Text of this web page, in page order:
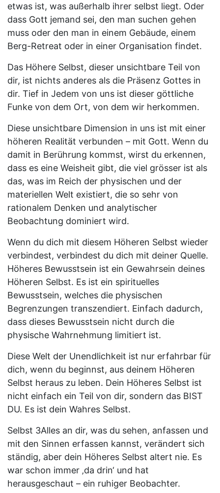
etwas ist, was außerhalb ihrer selbst liegt. Oder
dass Gott jemand sei, den man suchen gehen
muss oder den man in einem Gebäude, einem
Berg-Retreat oder in einer Organisation findet.
Das Höhere Selbst, dieser unsichtbare Teil von
dir, ist nichts anderes als die Präsenz Gottes in
dir. Tief in Jedem von uns ist dieser göttliche
Funke von dem Ort, von dem wir herkommen.
Diese unsichtbare Dimension in uns ist mit einer
höheren Realität verbunden – mit Gott. Wenn du
damit in Berührung kommst, wirst du erkennen,
dass es eine Weisheit gibt, die viel grösser ist als
das, was im Reich der physischen und der
materiellen Welt existiert, die so sehr von
rationalem Denken und analytischer
Beobachtung dominiert wird.
Wenn du dich mit diesem Höheren Selbst wieder
verbindest, verbindest du dich mit deiner Quelle.
Höheres Bewusstsein ist ein Gewahrsein deines
Höheren Selbst. Es ist ein spirituelles
Bewusstsein, welches die physischen
Begrenzungen transzendiert. Einfach dadurch,
dass dieses Bewusstsein nicht durch die
physische Wahrnehmung limitiert ist.
Diese Welt der Unendlichkeit ist nur erfahrbar für
dich, wenn du beginnst, aus deinem Höheren
Selbst heraus zu leben. Dein Höheres Selbst ist
nicht einfach ein Teil von dir, sondern das BIST
DU. Es ist dein Wahres Selbst.
Selbst 3Alles an dir, was du sehen, anfassen und
mit den Sinnen erfassen kannst, verändert sich
ständig, aber dein Höheres Selbst altert nie. Es
war schon immer ‚da drin‘ und hat
herausgeschaut – ein ruhiger Beobachter.